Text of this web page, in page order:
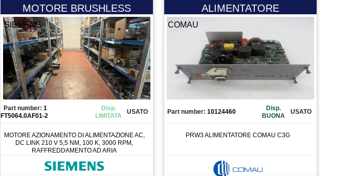
MOTORE BRUSHLESS
SIEMENS
Part number: 1
FT5064.0AF01-2
Disp.
LIMITATA
USATO
MOTORE AZIONAMENTO DI ALIMENTAZIONE AC,
DC LINK 210 V 5,5 NM, 100 K, 3000 RPM,
RAFFREDDAMENTO AD ARIA
ALIMENTATORE
COMAU
Part number: 10124460
Disp.
BUONA
USATO
PRW3 ALIMENTATORE COMAU C3G